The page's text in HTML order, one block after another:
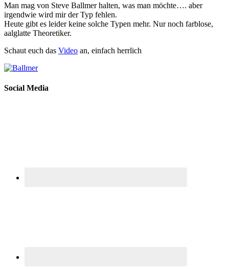
Man mag von Steve Ballmer halten, was man möchte…. aber
irgendwie wird mir der Typ fehlen.
Heute gibt es leider keine solche Typen mehr. Nur noch farblose,
aalglatte Theoretiker.
Schaut euch das Video an, einfach herrlich
Social Media